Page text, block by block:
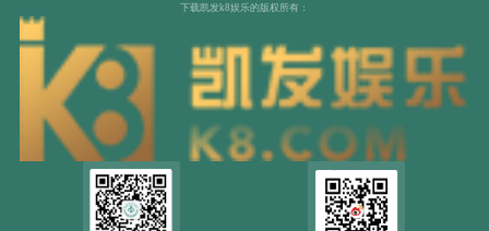
下载凯发k8娱乐的版权所有：